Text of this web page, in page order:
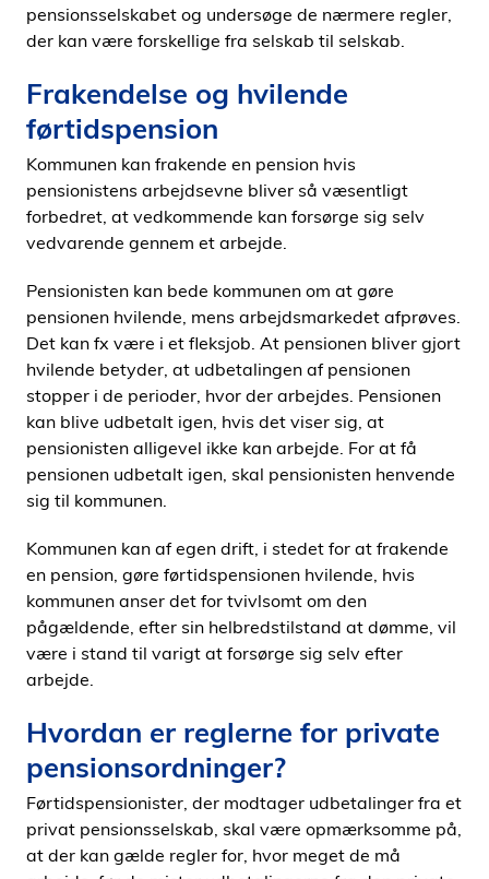
pensionsselskabet og undersøge de nærmere regler,
der kan være forskellige fra selskab til selskab.
Frakendelse og hvilende
førtidspension
Kommunen kan frakende en pension hvis
pensionistens arbejdsevne bliver så væsentligt
forbedret, at vedkommende kan forsørge sig selv
vedvarende gennem et arbejde.
Pensionisten kan bede kommunen om at gøre
pensionen hvilende, mens arbejdsmarkedet afprøves.
Det kan fx være i et fleksjob. At pensionen bliver gjort
hvilende betyder, at udbetalingen af pensionen
stopper i de perioder, hvor der arbejdes. Pensionen
kan blive udbetalt igen, hvis det viser sig, at
pensionisten alligevel ikke kan arbejde. For at få
pensionen udbetalt igen, skal pensionisten henvende
sig til kommunen.
Kommunen kan af egen drift, i stedet for at frakende
en pension, gøre førtidspensionen hvilende, hvis
kommunen anser det for tvivlsomt om den
pågældende, efter sin helbredstilstand at dømme, vil
være i stand til varigt at forsørge sig selv efter
arbejde.
Hvordan er reglerne for private
pensionsordninger?
Førtidspensionister, der modtager udbetalinger fra et
privat pensionsselskab, skal være opmærksomme på,
at der kan gælde regler for, hvor meget de må